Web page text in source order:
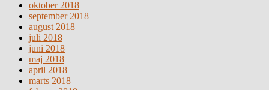
oktober 2018
september 2018
august 2018
juli 2018
juni 2018
maj 2018
april 2018
marts 2018